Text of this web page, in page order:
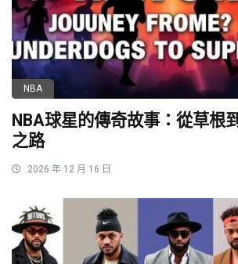
NBA
NBA球星的傳奇故事：從草根
之路
2026 年 12 月 16 日